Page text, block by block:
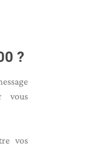
?
vous
vos